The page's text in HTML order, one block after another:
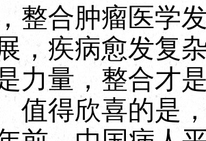
整合肿瘤医学
，疾病愈发复
力量，整合才
得欣喜的是，